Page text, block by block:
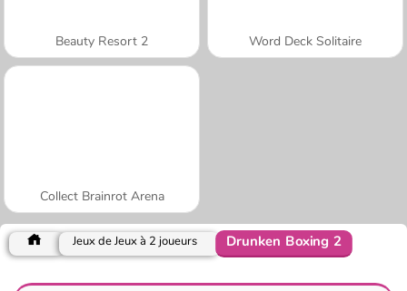
Beauty Resort 2 Word Deck Solitaire
Collect Brainrot Arena
Jeux de Jeux à 2 joueurs Drunken Boxing 2